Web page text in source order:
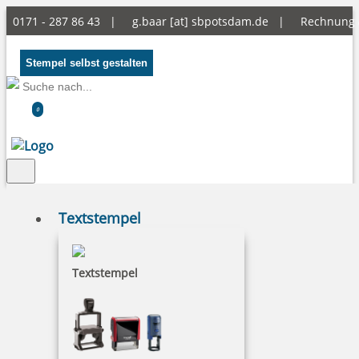
0171 - 287 86 43 | g.baar [at] sbpotsdam.de | Rechnung
Stempel selbst gestalten
0
Textstempel
Textstempel
können Sie das verarbeiten?
Gerne! Senden Sie Ihre Vorlage bitte als PDF, Corel Draw
Datei (bis Version 16) oder AI-Datei (bis Version 10) und